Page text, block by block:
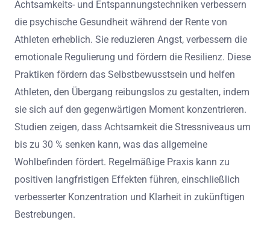
Achtsamkeits- und Entspannungstechniken verbessern
die psychische Gesundheit während der Rente von
Athleten erheblich. Sie reduzieren Angst, verbessern die
emotionale Regulierung und fördern die Resilienz. Diese
Praktiken fördern das Selbstbewusstsein und helfen
Athleten, den Übergang reibungslos zu gestalten, indem
sie sich auf den gegenwärtigen Moment konzentrieren.
Studien zeigen, dass Achtsamkeit die Stressniveaus um
bis zu 30 % senken kann, was das allgemeine
Wohlbefinden fördert. Regelmäßige Praxis kann zu
positiven langfristigen Effekten führen, einschließlich
verbesserter Konzentration und Klarheit in zukünftigen
Bestrebungen.